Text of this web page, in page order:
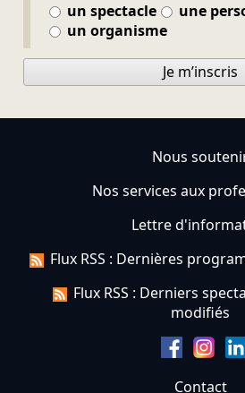
un spectacle
une
un organisme
Je m’inscris
Nous
Nos services aux
Lettre
Flux RSS : Dernières
Flux RSS : Derniers
modifiés
Contact